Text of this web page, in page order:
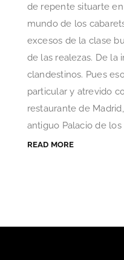
de repente situarte
mundo de los
excesos de la clase
de las realezas. De la
clandestinos. Pues
particular y atrevido
restaurante de
antiguo Palacio de los
READ MORE